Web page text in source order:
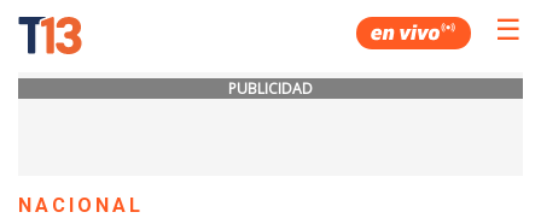
☰
PUBLICIDAD
NACIONAL